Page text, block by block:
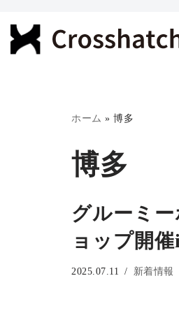
コ
ン
ホーム » 博多
博多
グルーミ
ョップ開
2025.07.11 新着情報